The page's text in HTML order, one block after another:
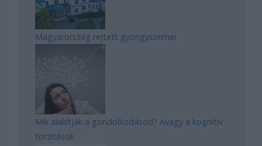
Magyarország rejtett gyöngyszemei
Mik alakítják a gondolkodásod? Avagy a kognitív
torzítások